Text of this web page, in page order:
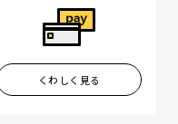
くわしく見る